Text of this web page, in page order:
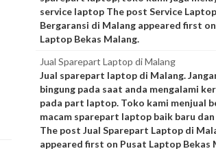
service laptop The post Service Laptop
Bergaransi di Malang appeared first
Laptop Bekas Malang.
Jual Sparepart Laptop di Malang
Jual sparepart laptop di Malang.
bingung pada saat anda mengalami
pada part laptop. Toko kami menjual
macam sparepart laptop baik baru dan
The post Jual Sparepart Laptop di
appeared first on Pusat Laptop Bekas